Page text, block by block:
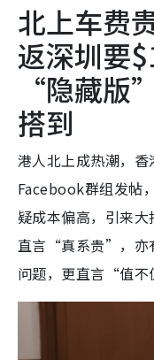
北上车费
返深圳要
“隐藏版
搭到
港人北上成热潮，
Facebook群组发帖
疑成本偏高，引来大
直言“真系贵”，亦
问题，更直言“值不